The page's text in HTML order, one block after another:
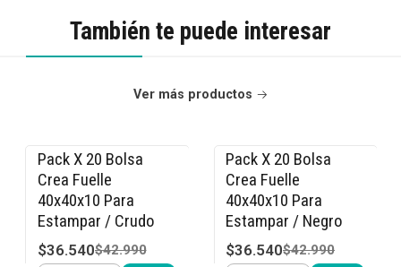
También te puede interesar
Ver más productos
-15% OFF
Pack X 20 Bolsa
Crea Fuelle
40x40x10 Para
Estampar / Crudo
$36.540$42.990
-15% OFF
Pack X 20 Bolsa
Crea Fuelle
40x40x10 Para
Estampar / Negro
$36.540$42.990